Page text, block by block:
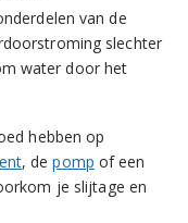
van de
slechter
water door het
hebben op
, depomp of een
je slijtage en